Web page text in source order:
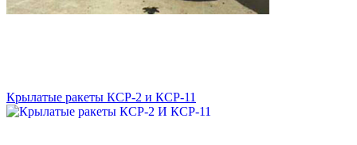
Крылатые ракеты КСР-2 и КСР-11